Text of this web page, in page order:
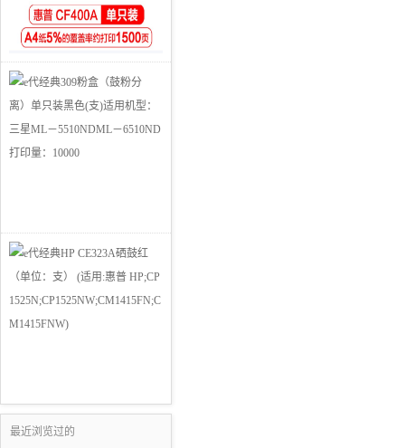
最近浏览过的